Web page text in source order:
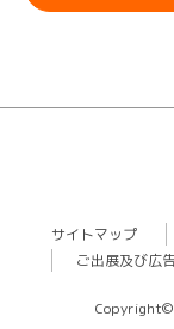
サイトマップ
ご出展及び広